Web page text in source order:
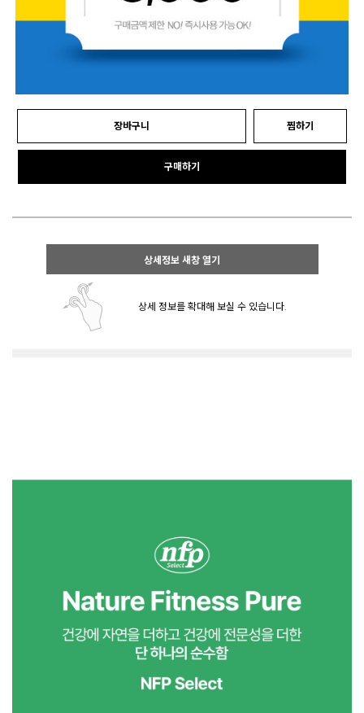
장바구니 찜하기
구매하기
상세정보 새창 열기
상세 정보를 확대해 보실 수 있습니다.